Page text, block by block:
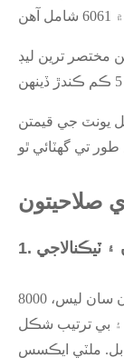
مختصر ترين ليڊ
يونٽ جي قيمتن
تي گھٽائي ٿو
صلاحيتون
۽ ٽيڪنالاجي
جاپاني ٺهيل سي اين سي ٽرننگ سينٽرن سان ليس، 8000 RPM
۽ بي ترتيب شڪل
ملٽي ايڪسس